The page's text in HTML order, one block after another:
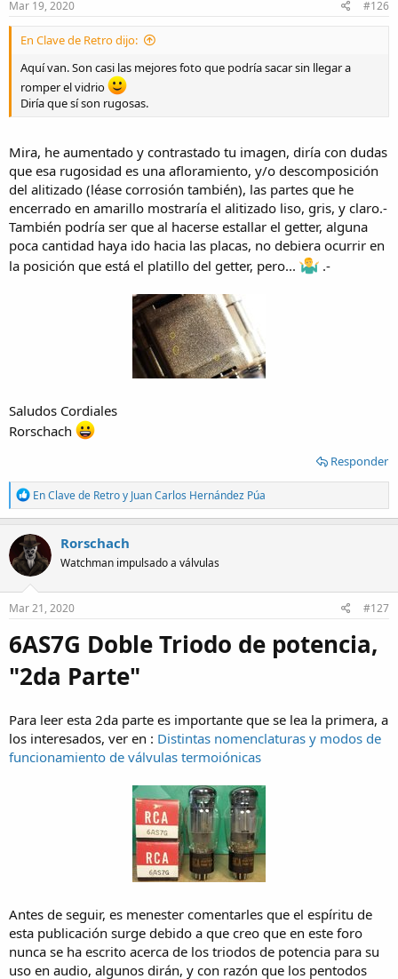
Mar 19, 2020 #126
En Clave de Retro dijo:
Aquí van. Son casi las mejores foto que podría sacar sin llegar a
romper el vidrio
Diría que sí son rugosas.
Mira, he aumentado y contrastado tu imagen, diría con dudas
que esa rugosidad es una afloramiento, y/o descomposición
del alitizado (léase corrosión también), las partes que he
encerrado en amarillo mostraría el alitizado liso, gris, y claro.-
También podría ser que al hacerse estallar el getter, alguna
poca cantidad haya ido hacia las placas, no debiera ocurrir en
la posición que está el platillo del getter, pero...
.-
Saludos Cordiales
Rorschach
Responder
R
e
a
c
t
i
o
n
s
En Clave de Retroy Juan Carlos Hernández Púa
Rorschach
Watchman impulsado a válvulas
Mar 21, 2020 #127
6AS7G Doble Triodo de potencia,
"2da Parte"
Para leer esta 2da parte es importante que se lea la primera, a
los interesados, ver en : Distintas nomenclaturas y modos de
funcionamiento de válvulas termoiónicas
Antes de seguir, es menester comentarles que el espíritu de
esta publicación surge debido a que creo que en este foro
nunca se ha escrito acerca de los triodos de potencia para su
uso en audio, algunos dirán, y con razón que los pentodos